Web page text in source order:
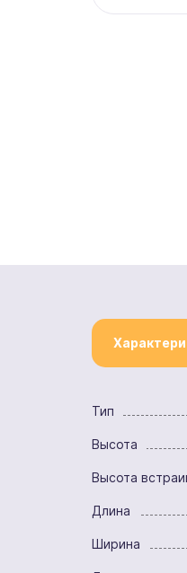
Тип
Высота
Высота
Длина
Ширина